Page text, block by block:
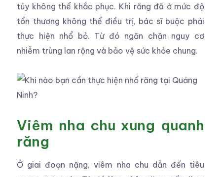
tủy không thể khắc phục. Khi răng đã ở mức độ
tổn thương không thể điều trị, bác sĩ buộc phải
thực hiện nhổ bỏ. Từ đó ngăn chặn nguy cơ
nhiễm trùng lan rộng và bảo vệ sức khỏe chung.
Viêm nha chu xung quanh
răng
Ở giai đoạn nặng, viêm nha chu dẫn đến tiêu